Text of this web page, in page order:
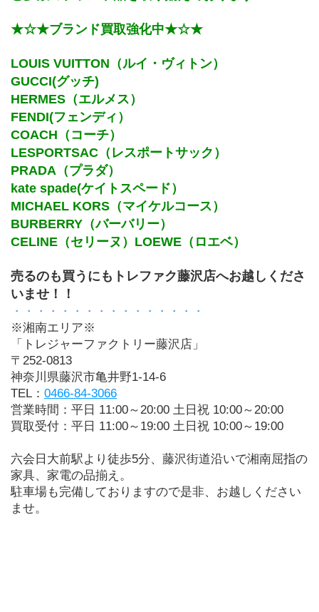
★☆★ブランド買取強化中★☆★
LOUIS VUITTON（ルイ・ヴィトン）
GUCCI(グッチ)
HERMES（エルメス）
FENDI(フェンディ）
COACH（コーチ）
LESPORTSAC（レスポートサック）
PRADA（プラダ）
kate spade(ケイトスペード）
MICHAEL KORS（マイケルコース）
BURBERRY（バーバリー）
CELINE（セリーヌ）LOEWE（ロエベ）
﻿売るのも買うにもトレファク藤沢店へお越しくださ
いませ！！
・・・・・・・・・・・・・・・・
​※湘南エリア※
「トレジャーファクトリー藤沢店」
〒252-0813
神奈川県藤沢市亀井野1-14-6
TEL： 0466-84-3066
営業時間：平日 11:00～20:00 土日祝 10:00～20:00
買取受付：平日 11:00～19:00 土日祝 10:00～19:00
六会日大前駅より徒歩5分、藤沢街道沿いで湘南屈指の
家具、家電の品揃え。
駐車場も完備しておりますので是非、お越しください
ませ。